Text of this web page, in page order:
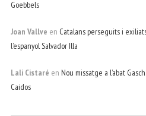
Goebbels
Joan Vallve en Catalans perseguits i
l’espanyol Salvador Illa
Lali Cistaré en Nou missatge a l’abat
Caidos